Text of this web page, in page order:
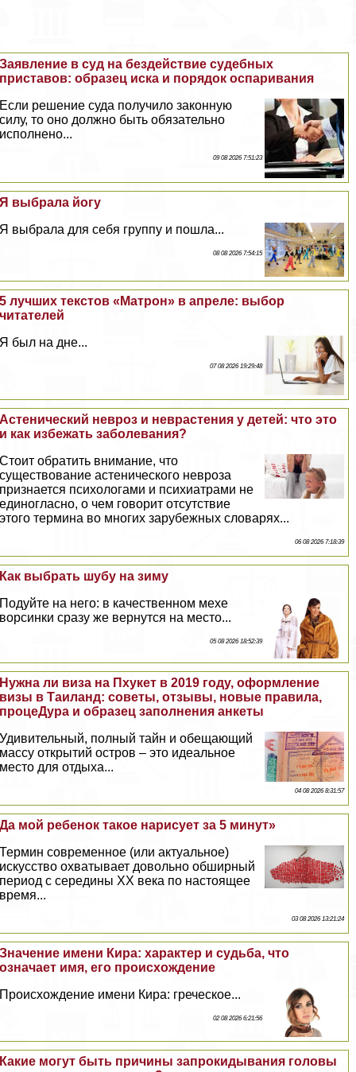
Заявление в суд на бездействие судебных
приставов: образец иска и порядок оспаривания
Если решение суда получило законную
силу, то оно должно быть обязательно
исполнено...
09 08 2026 7:51:23
Я выбрала йогу
Я выбрала для себя группу и пошла...
08 08 2026 7:54:15
5 лучших текстов «Матрон» в апреле: выбор
читателей
Я был на дне...
07 08 2026 19:29:48
Астенический невроз и неврастения у детей: что это
и как избежать заболевания?
Стоит обратить внимание, что
существование астенического невроза
признается психологами и психиатрами не
единогласно, о чем говорит отсутствие
этого термина во многих зарубежных словарях...
06 08 2026 7:18:39
Как выбрать шубу на зиму
Подуйте на него: в качественном мехе
ворсинки сразу же вернутся на место...
05 08 2026 18:52:39
Нужна ли виза на Пхукет в 2019 году, оформление
визы в Таиланд: советы, отзывы, новые правила,
процеДypa и образец заполнения анкеты
Удивительный, полный тайн и обещающий
массу открытий остров – это идеальное
место для отдыха...
04 08 2026 8:31:57
Да мой ребенок такое нарисует за 5 минут»
Термин современное (или актуальное)
искусство охватывает довольно обширный
период с середины XX века по настоящее
время...
03 08 2026 13:21:24
Значение имени Кира: хаpaктер и судьба, что
означает имя, его происхождение
Происхождение имени Кира: греческое...
02 08 2026 6:21:56
Какие могут быть причины запрокидывания головы